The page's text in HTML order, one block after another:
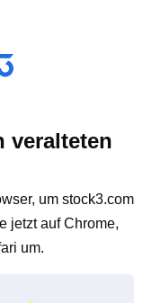
veralteten
um stock3.com
jetzt auf Chrome,
um.